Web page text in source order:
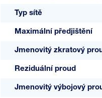
Typ sítě
Maximální předjištění
Jmenovitý zkratový
Reziduální proud
Jmenovitý výbojový